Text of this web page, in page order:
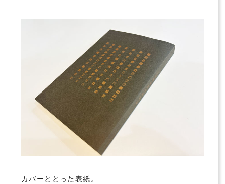
カバーととった表紙。